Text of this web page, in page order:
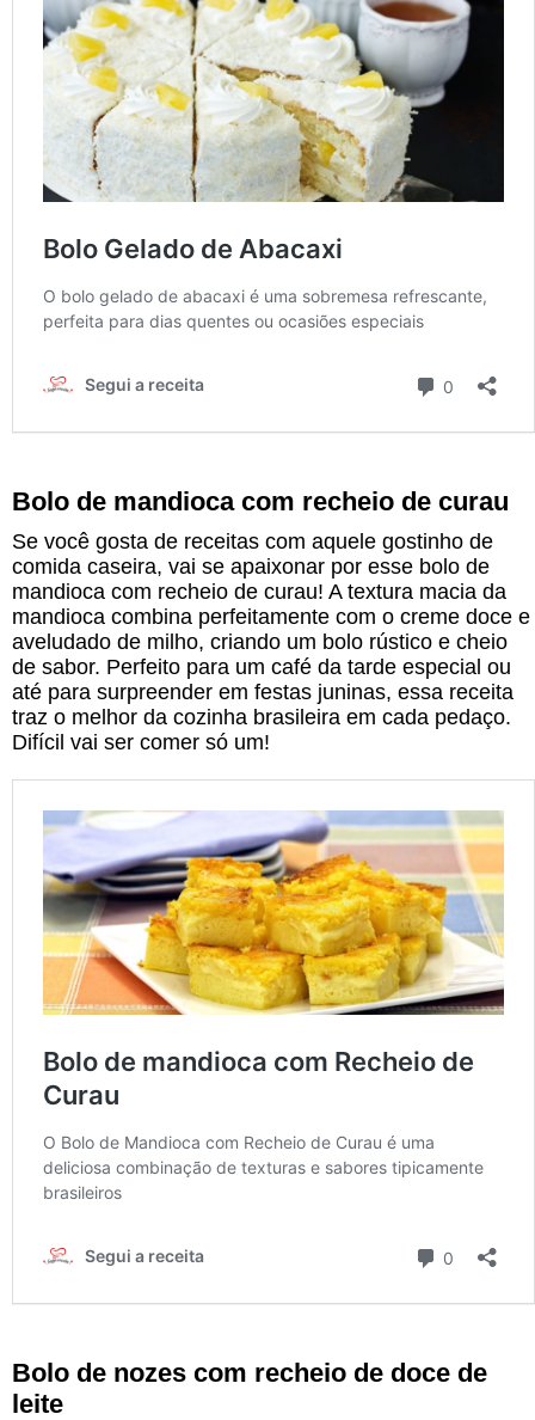
Bolo de mandioca com recheio de curau
Se você gosta de receitas com aquele gostinho de
comida caseira, vai se apaixonar por esse bolo de
mandioca com recheio de curau! A textura macia da
mandioca combina perfeitamente com o creme doce e
aveludado de milho, criando um bolo rústico e cheio
de sabor. Perfeito para um café da tarde especial ou
até para surpreender em festas juninas, essa receita
traz o melhor da cozinha brasileira em cada pedaço.
Difícil vai ser comer só um!
Bolo de nozes com recheio de doce de
leite